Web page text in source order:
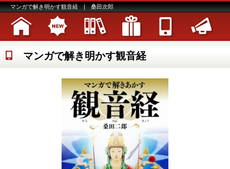
マンガで解き明かす観音経 | 桑田次郎
マンガで解き明かす観音経